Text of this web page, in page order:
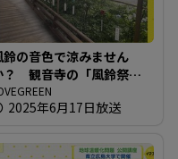
鈴の音色で涼みません
？ 観音寺の「風鈴祭
」
2025年6月17日放送